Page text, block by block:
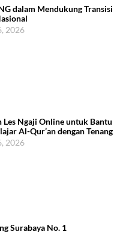
dalam Mendukung Transisi
2026
Les Ngaji Online untuk Bantu
Al-Qur’an dengan Tenang
2026
Surabaya No. 1